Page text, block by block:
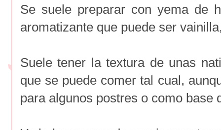
Se suele preparar con yema de
aromatizante que puede ser
Suele tener la textura de unas
que se puede comer tal cual,
para algunos postres o como base